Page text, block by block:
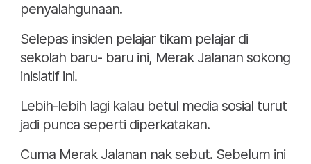
penyalahgunaan.
Selepas insiden pelajar tikam pelajar di
sekolah baru- baru ini, Merak Jalanan sokong
inisiatif ini.
Lebih-lebih lagi kalau betul media sosial turut
jadi punca seperti diperkatakan.
Cuma Merak Jalanan nak sebut. Sebelum ini